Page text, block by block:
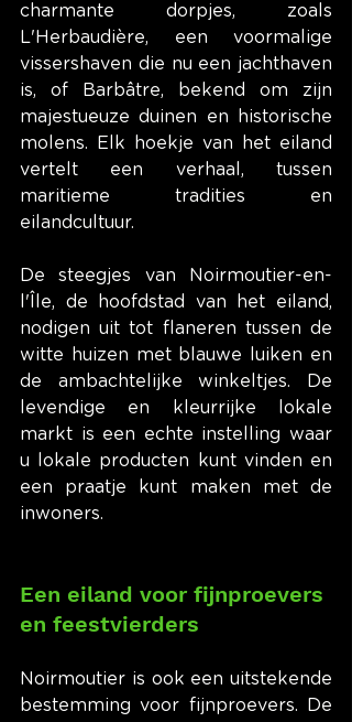
charmante dorpjes, zoals
L'Herbaudière, een voormalige
vissershaven die nu een jachthaven
is, of Barbâtre, bekend om zijn
majestueuze duinen en historische
molens. Elk hoekje van het eiland
vertelt een verhaal, tussen
maritieme tradities en
eilandcultuur.
De steegjes van Noirmoutier-en-
l'Île, de hoofdstad van het eiland,
nodigen uit tot flaneren tussen de
witte huizen met blauwe luiken en
de ambachtelijke winkeltjes. De
levendige en kleurrijke lokale
markt is een echte instelling waar
u lokale producten kunt vinden en
een praatje kunt maken met de
inwoners.
Een eiland voor fijnproevers
en feestvierders
Noirmoutier is ook een uitstekende
bestemming voor fijnproevers. De